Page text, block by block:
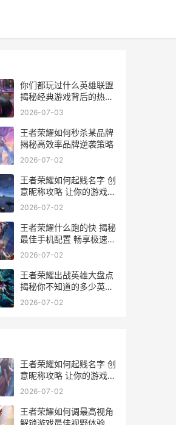
你们都玩过什么英雄联盟
揭秘经典游戏背后的热门
英雄与战术策略
2026-07-03
王者荣耀如何秒杀某品牌
揭秘高效率品牌逆袭策略
2026-07-02
王者荣耀如何起贱名字 创
意昵称攻略 让你的游戏角
色独树一帜
2026-07-02
王者荣耀什么跑的快 揭秘
最佳手机配置 畅享极速游
戏体验
2026-07-02
王者荣耀出战英雄大盘点
揭秘你不知道的多少英雄
参与战斗
2026-07-02
王者荣耀如何起贱名字 创
意昵称攻略 让你的游戏角
色独树一帜
2026-07-02
王者荣耀如何调最高视角
解锁游戏最佳视野体验指